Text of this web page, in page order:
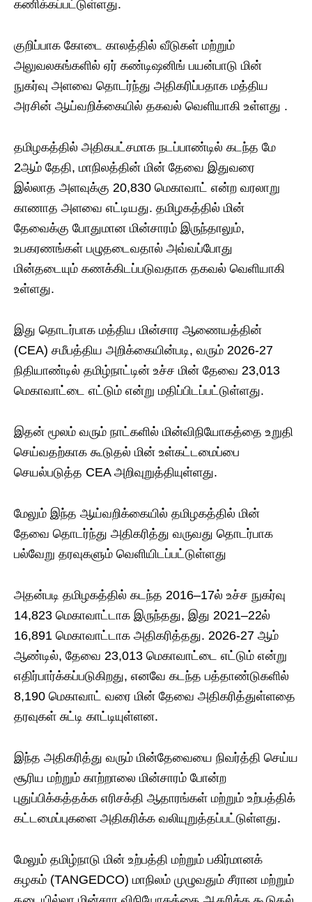
கணிக்கப்பட்டுள்ளது.
குறிப்பாக கோடை காலத்தில் வீடுகள் மற்றும்
அலுவலகங்களில் ஏர் கண்டிஷனிங் பயன்பாடு மின்
நுகர்வு அளவை தொடர்ந்து அதிகரிப்பதாக மத்திய
அரசின் ஆய்வறிக்கையில் தகவல் வெளியாகி உள்ளது .
தமிழகத்தில் அதிகபட்சமாக நடப்பாண்டில் கடந்த மே
2ஆம் தேதி, மாநிலத்தின் மின் தேவை இதுவரை
இல்லாத அளவுக்கு 20,830 மெகாவாட் என்ற வரலாறு
காணாத அளவை எட்டியது. தமிழகத்தில் மின்
தேவைக்கு போதுமான மின்சாரம் இருந்தாலும்,
உபகரணங்கள் பழுதடைவதால் அவ்வப்போது
மின்தடையும் கணக்கிடப்படுவதாக தகவல் வெளியாகி
உள்ளது.
இது தொடர்பாக மத்திய மின்சார ஆணையத்தின்
(CEA) சமீபத்திய அறிக்கையின்படி, வரும் 2026-27
நிதியாண்டில் தமிழ்நாட்டின் உச்ச மின் தேவை 23,013
மெகாவாட்டை எட்டும் என்று மதிப்பிடப்பட்டுள்ளது.
இதன் மூலம் வரும் நாட்களில் மின்விநியோகத்தை உறுதி
செய்வதற்காக கூடுதல் மின் உள்கட்டமைப்பை
செயல்படுத்த CEA அறிவுறுத்தியுள்ளது.
மேலும் இந்த ஆய்வறிக்கையில் தமிழகத்தில் மின்
தேவை தொடர்ந்து அதிகரித்து வருவது தொடர்பாக
பல்வேறு தரவுகளும் வெளியிடப்பட்டுள்ளது
அதன்படி தமிழகத்தில் கடந்த 2016–17ல் உச்ச நுகர்வு
14,823 மெகாவாட்டாக இருந்தது, இது 2021–22ல்
16,891 மெகாவாட்டாக அதிகரித்தது. 2026-27 ஆம்
ஆண்டில், தேவை 23,013 மெகாவாட்டை எட்டும் என்று
எதிர்பார்க்கப்படுகிறது, எனவே கடந்த பத்தாண்டுகளில்
8,190 மெகாவாட் வரை மின் தேவை அதிகரித்துள்ளதை
தரவுகள் சுட்டி காட்டியுள்ளன.
இந்த அதிகரித்து வரும் மின்தேவையை நிவர்த்தி செய்ய
சூரிய மற்றும் காற்றாலை மின்சாரம் போன்ற
புதுப்பிக்கத்தக்க எரிசக்தி ஆதாரங்கள் மற்றும் உற்பத்திக்
கட்டமைப்புகளை அதிகரிக்க வலியுறுத்தப்பட்டுள்ளது.
மேலும் தமிழ்நாடு மின் உற்பத்தி மற்றும் பகிர்மானக்
கழகம் (TANGEDCO) மாநிலம் முழுவதும் சீரான மற்றும்